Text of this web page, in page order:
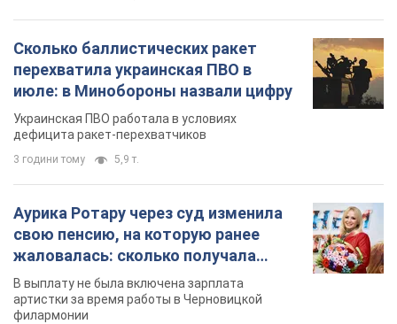
Сколько баллистических ракет
перехватила украинская ПВО в
июле: в Минобороны назвали цифру
Украинская ПВО работала в условиях
дефицита ракет-перехватчиков
3 години тому 5,9 т.
Аурика Ротару через суд изменила
свою пенсию, на которую ранее
жаловалась: сколько получала
певица
В выплату не была включена зарплата
артистки за время работы в Черновицкой
филармонии